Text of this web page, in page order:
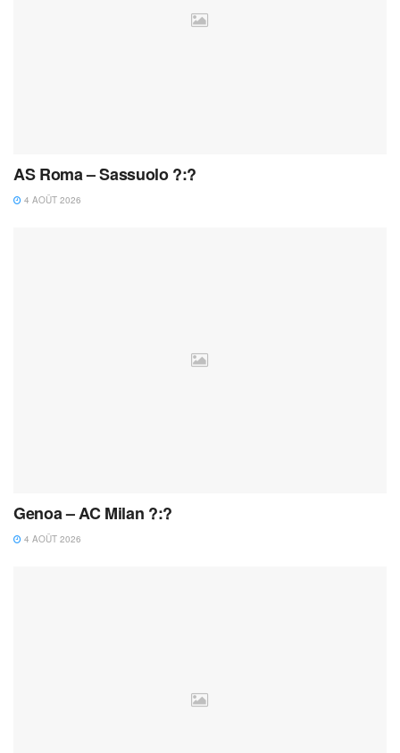
AS Roma – Sassuolo ?:?
4 AOÛT 2026
Genoa – AC Milan ?:?
4 AOÛT 2026